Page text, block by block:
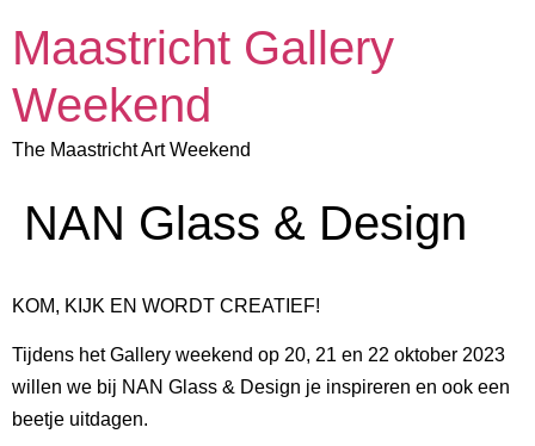
Maastricht Gallery
Weekend
The Maastricht Art Weekend
NAN Glass & Design
KOM, KIJK EN WORDT CREATIEF!
Tijdens het Gallery weekend op 20, 21 en 22 oktober 2023
willen we bij NAN Glass & Design je inspireren en ook een
beetje uitdagen.